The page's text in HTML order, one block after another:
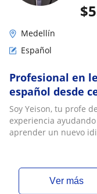
$
Medellín
Español
Profesional en
español desde
Soy Yeison, tu profe
experiencia
aprender un nuevo
ver más